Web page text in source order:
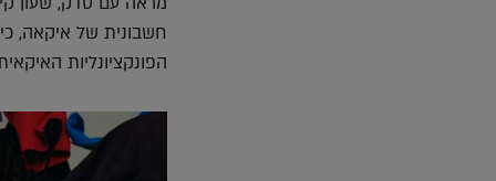
חשבונית של איקאה,
הפונקציונליות